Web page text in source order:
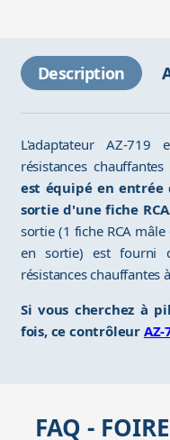
Description
L'adaptateur AZ-
résistances
est équipé en
sortie d'une fiche
sortie (1 fiche RCA
en sortie) est fourni
résistances chauffantes
Si vous cherchez à
fois, ce contrôleur AZ-
FAQ -